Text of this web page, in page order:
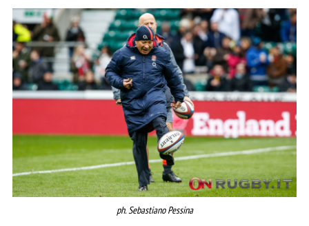
ph. Sebastiano Pessina